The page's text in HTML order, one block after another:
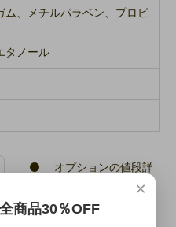
ム、メチルパラベン、プロピ
タノール
オプションの値段詳
特定商取引法に基づ
×
商品30％OFF